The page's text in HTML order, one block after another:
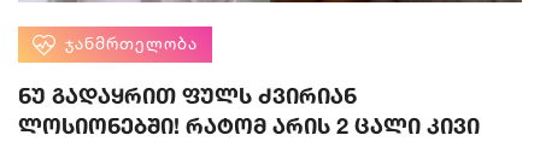
ᲯᲐᲜᲛᲠᲗᲔᲚᲝᲑᲐ
ნუ გადაყრით ფულს ძვირიან
ლოსიონებში! რატომ არის 2 ცალი კივი